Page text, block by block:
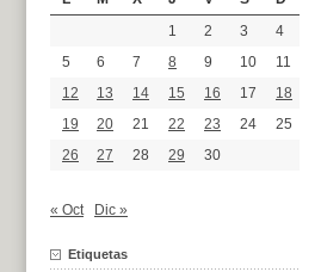
1
2 3
4
5
6 7 8 9 10
11
12
13 14 15 16 17
18
19
20 21 22 23 24
25
26
27 28 29 30
« Oct Dic »
Etiquetas